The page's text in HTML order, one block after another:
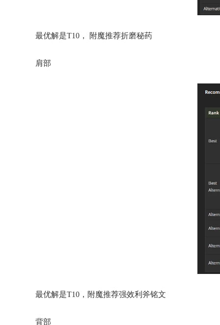
最优解是T10， 附魔推荐折磨秘药
肩部
最优解是T10，附魔推荐强效利斧铭文
背部